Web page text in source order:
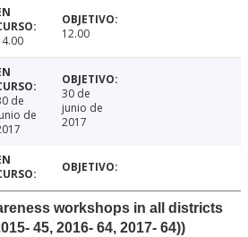
12.00
de
de
30 de
junio de
2017
workshops in all districts
45, 2016- 64, 2017- 64))